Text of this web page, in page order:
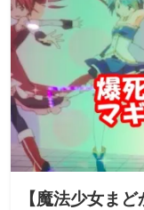
【魔法少女ま